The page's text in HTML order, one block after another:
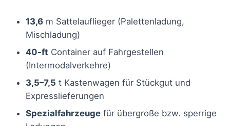
13,6 m Sattelauflieger (Palettenladung,
Mischladung)
40‑ft Container auf Fahrgestellen
(Intermodalverkehre)
3,5–7,5 t Kastenwagen für Stückgut und
Expresslieferungen
Spezialfahrzeuge für übergroße bzw. sperrige